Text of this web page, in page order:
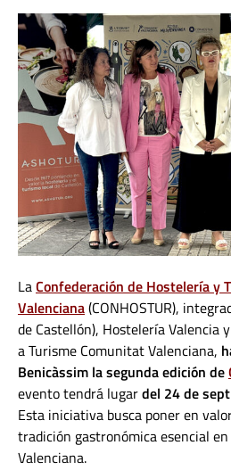
LaConfederación de Hostelería y
Valenciana(CONHOSTUR),
de Castellón), Hostelería Valencia
a Turisme Comunitat Valenciana,
Benicàssim la segunda edición de
evento tendrá lugardel 24 de
Esta iniciativa busca poner en
tradición gastronómica esencial
Valenciana.